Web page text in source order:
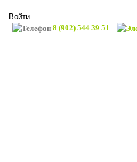
Войти
8 (902) 544 39 51